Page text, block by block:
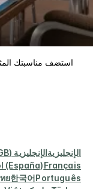
استضف مناسبتك
الإنجليزية الإنجليزية (GB)
Français
(España)
Português
한국어
ย